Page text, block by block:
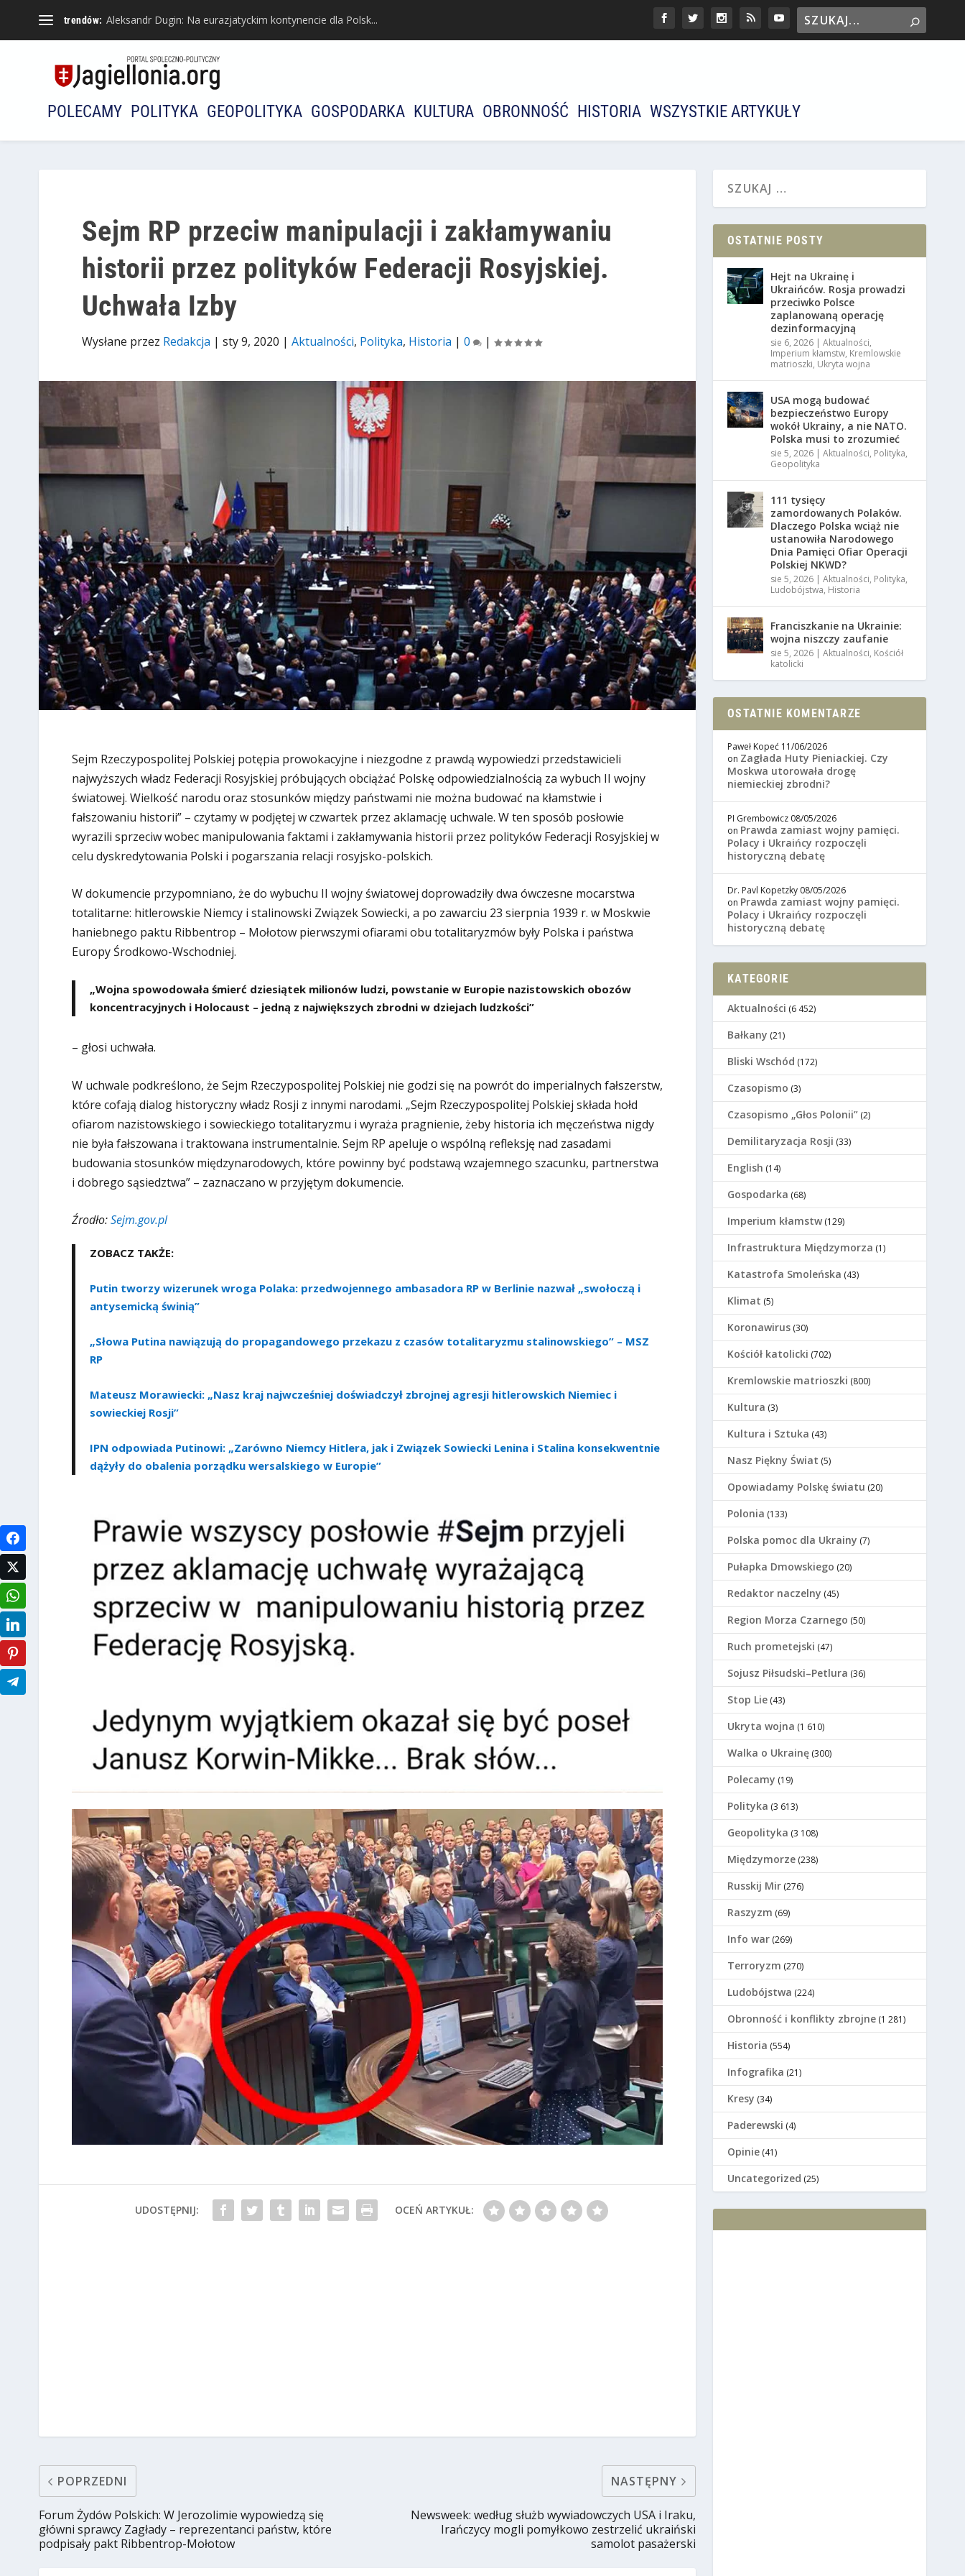
trendów: Aleksandr Dugin: Na eurazjatyckim kontynencie dla Polsk...
POLECAMY POLITYKA GEOPOLITYKA GOSPODARKA KULTURA OBRONNOŚĆ HISTORIA WSZYSTKIE ARTYKUŁY
Sejm RP przeciw manipulacji i zakłamywaniu
historii przez polityków Federacji Rosyjskiej.
Uchwała Izby
Wysłane przez Redakcja | sty 9, 2020 | Aktualności, Polityka, Historia | 0 |
Sejm Rzeczypospolitej Polskiej potępia prowokacyjne i niezgodne z prawdą wypowiedzi przedstawicieli
najwyższych władz Federacji Rosyjskiej próbujących obciążać Polskę odpowiedzialnością za wybuch II wojny
światowej. Wielkość narodu oraz stosunków między państwami nie można budować na kłamstwie i
fałszowaniu historii” – czytamy w podjętej w czwartek przez aklamację uchwale. W ten sposób posłowie
wyrazili sprzeciw wobec manipulowania faktami i zakłamywania historii przez polityków Federacji Rosyjskiej w
celu dyskredytowania Polski i pogarszania relacji rosyjsko-polskich.
W dokumencie przypomniano, że do wybuchu II wojny światowej doprowadziły dwa ówczesne mocarstwa
totalitarne: hitlerowskie Niemcy i stalinowski Związek Sowiecki, a po zawarciu 23 sierpnia 1939 r. w Moskwie
haniebnego paktu Ribbentrop – Mołotow pierwszymi ofiarami obu totalitaryzmów były Polska i państwa
Europy Środkowo-Wschodniej.
„Wojna spowodowała śmierć dziesiątek milionów ludzi, powstanie w Europie nazistowskich obozów
koncentracyjnych i Holocaust – jedną z największych zbrodni w dziejach ludzkości”
– głosi uchwała.
W uchwale podkreślono, że Sejm Rzeczypospolitej Polskiej nie godzi się na powrót do imperialnych fałszerstw,
które cofają dialog historyczny władz Rosji z innymi narodami. „Sejm Rzeczypospolitej Polskiej składa hołd
ofiarom nazistowskiego i sowieckiego totalitaryzmu i wyraża pragnienie, żeby historia ich męczeństwa nigdy
nie była fałszowana i traktowana instrumentalnie. Sejm RP apeluje o wspólną refleksję nad zasadami
budowania stosunków międzynarodowych, które powinny być podstawą wzajemnego szacunku, partnerstwa
i dobrego sąsiedztwa” – zaznaczano w przyjętym dokumencie.
Źrodło:Sejm.gov.pl
ZOBACZ TAKŻE:
Putin tworzy wizerunek wroga Polaka: przedwojennego ambasadora RP w Berlinie nazwał „swołoczą i
antysemicką świnią”
„Słowa Putina nawiązują do propagandowego przekazu z czasów totalitaryzmu stalinowskiego” – MSZ
RP
Mateusz Morawiecki: „Nasz kraj najwcześniej doświadczył zbrojnej agresji hitlerowskich Niemiec i
sowieckiej Rosji”
IPN odpowiada Putinowi: „Zarówno Niemcy Hitlera, jak i Związek Sowiecki Lenina i Stalina konsekwentnie
dążyły do obalenia porządku wersalskiego w Europie”
UDOSTĘPNIJ: OCEŃ ARTYKUŁ:
POPRZEDNI
Forum Żydów Polskich: W Jerozolimie wypowiedzą się
główni sprawcy Zagłady – reprezentanci państw, które
podpisały pakt Ribbentrop-Mołotow
NASTĘPNY
Newsweek: według służb wywiadowczych USA i Iraku,
Irańczycy mogli pomyłkowo zestrzelić ukraiński
samolot pasażerski
OSTATNIE POSTY
Hejt na Ukrainę i
Ukraińców. Rosja prowadzi
przeciwko Polsce
zaplanowaną operację
dezinformacyjną
sie 6, 2026 |Aktualności,
Imperium kłamstw, Kremlowskie
matrioszki, Ukryta wojna
USA mogą budować
bezpieczeństwo Europy
wokół Ukrainy, a nie NATO.
Polska musi to zrozumieć
sie 5, 2026 |Aktualności, Polityka,
Geopolityka
111 tysięcy
zamordowanych Polaków.
Dlaczego Polska wciąż nie
ustanowiła Narodowego
Dnia Pamięci Ofiar Operacji
Polskiej NKWD?
sie 5, 2026 |Aktualności, Polityka,
Ludobójstwa, Historia
Franciszkanie na Ukrainie:
wojna niszczy zaufanie
sie 5, 2026 |Aktualności, Kościół
katolicki
OSTATNIE KOMENTARZE
Paweł Kopeć 11/06/2026
on Zagłada Huty Pieniackiej. Czy
Moskwa utorowała drogę
niemieckiej zbrodni?
PI Grembowicz 08/05/2026
on Prawda zamiast wojny pamięci.
Polacy i Ukraińcy rozpoczęli
historyczną debatę
Dr. Pavl Kopetzky 08/05/2026
on Prawda zamiast wojny pamięci.
Polacy i Ukraińcy rozpoczęli
historyczną debatę
KATEGORIE
Aktualności (6 452)
Bałkany (21)
Bliski Wschód (172)
Czasopismo (3)
Czasopismo „Głos Polonii” (2)
Demilitaryzacja Rosji (33)
English (14)
Gospodarka (68)
Imperium kłamstw (129)
Infrastruktura Międzymorza (1)
Katastrofa Smoleńska (43)
Klimat (5)
Koronawirus (30)
Kościół katolicki (702)
Kremlowskie matrioszki (800)
Kultura (3)
Kultura i Sztuka (43)
Nasz Piękny Świat (5)
Opowiadamy Polskę światu (20)
Polonia (133)
Polska pomoc dla Ukrainy (7)
Pułapka Dmowskiego (20)
Redaktor naczelny (45)
Region Morza Czarnego (50)
Ruch prometejski (47)
Sojusz Piłsudski–Petlura (36)
Stop Lie (43)
Ukryta wojna (1 610)
Walka o Ukrainę (300)
Polecamy (19)
Polityka (3 613)
Geopolityka (3 108)
Międzymorze (238)
Russkij Mir (276)
Raszyzm (69)
Info war (269)
Terroryzm (270)
Ludobójstwa (224)
Оbronność i konflikty zbrojne (1 281)
Historia (554)
Infografika (21)
Kresy (34)
Paderewski (4)
Opinie (41)
Uncategorized (25)